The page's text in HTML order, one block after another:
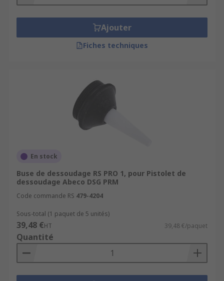
dessoudage/à souder utilisé dans :
Entretien électronique et électrique
Maintenance
Ajouter
Fiches techniques
En stock
Buse de dessoudage RS PRO 1, pour Pistolet de
dessoudage Abeco DSG PRM
Code commande RS 479-4204
Sous-total (1 paquet de 5 unités)
39,48 €HT 39,48 €/paquet
Quantité